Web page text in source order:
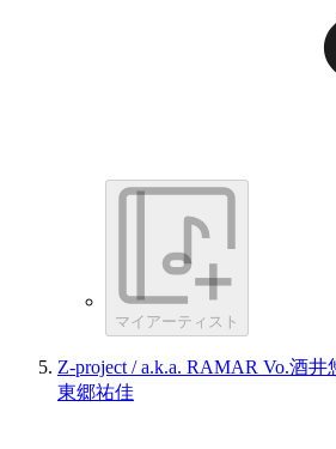
マイアーティスト
Z-project / a.k.a. RAMAR Vo.酒
東郷祐佳